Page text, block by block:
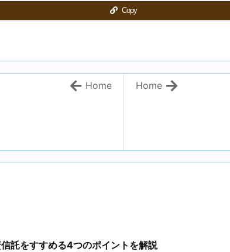
Copy
Home
Home
託をすすめる4つのポイントを解説